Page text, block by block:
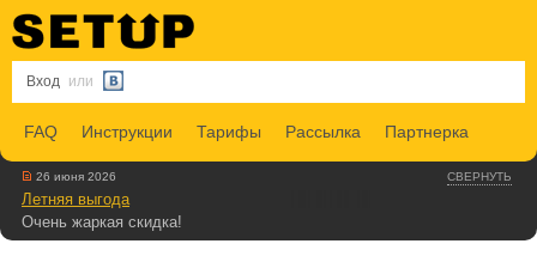
Вход или
FAQ Инструкции Тарифы Рассылка Партнерка
СВЕРНУТЬ
26 июня 2026
Летняя выгода
Очень жаркая скидка!